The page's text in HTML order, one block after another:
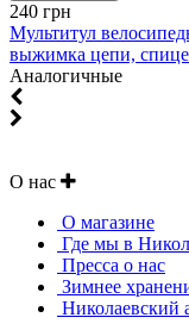
240 грн
Мультитул
выжимка цепи,
Аналогичные
О нас
О магазине
Где мы в
Пресса о нас
Зимнее
Николаевский